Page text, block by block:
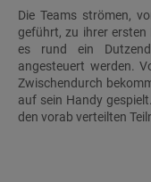
Die Teams strömen,
geführt, zu ihrer
es rund ein
angesteuert werden.
Zwischendurch
auf sein Handy
den vorab verteilten